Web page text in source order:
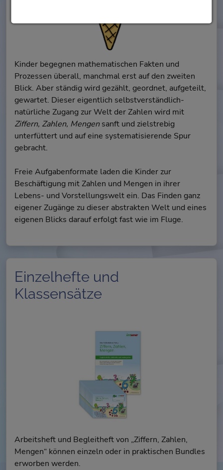
Kinder begegnen mathematischen Fakten und
Prozessen überall, manchmal erst auf den zweiten
Blick. Aber ständig wird gezählt, geordnet, aufgeteilt,
gewartet. Dieser eigentlich selbstverständlich-
natürliche Zugang zur Welt der Zahlen wird mit
Ziffern, Zahlen, Mengensanft und zielstrebig
unterfüttert und auf eine systematisierende Spur
gebracht.
Freie Aufgabenformate laden die Kinder zur
Beschäftigung mit Zahlen und Mengen in ihrer
Lebens- und Vorstellungswelt ein. Das Finden ganz
eigener Zugänge zu dieser abstrakten Welt und eines
eigenen Blicks darauf erfolgt fast wie im Fluge.
Einzelhefte und
Klassensätze
Arbeitsheft und Begleitheft von „Ziffern, Zahlen,
Mengen“ können einzeln oder in praktischen Bundles
erworben werden.